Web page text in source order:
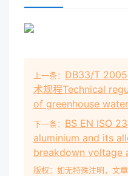
实 施 建竺、 国家市场
初 GB/T 18691.5-2021
本文件按照GB/T
1部分：标准化文件的
草 。 本文件是GB/
上一条： DB33/T
术规程Technical
of greenhouse
下一条： BS EN ISO
aluminium and its
breakdown voltage
版权：如无特殊注明，文